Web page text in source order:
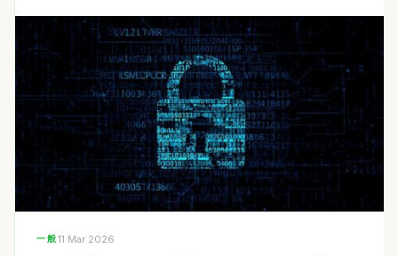
一般11 Mar 2026